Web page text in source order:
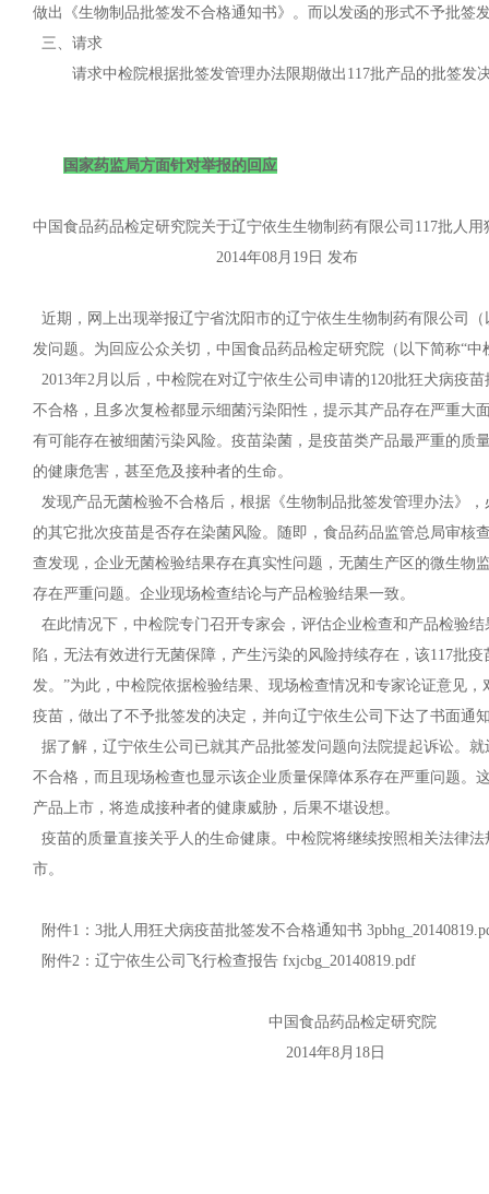
做出《生物制品批签发不合格通知书》。而以发函的形式不予批签
三、请求
请求中检院根据批签发管理办法限期做出117批产品的批签
国家药监局方面针对举报的回应
中国食品药品检定研究院关于辽宁依生生物制药有限公司117批人
2014年08月19日 发布
近期，网上出现举报辽宁省沈阳市的辽宁依生生物制药有限公司
发问题。为回应公众关切，中国食品药品检定研究院（以下简称“
2013年2月以后，中检院在对辽宁依生公司申请的120批狂犬病疫
不合格，且多次复检都显示细菌污染阳性，提示其产品存在严重大
有可能存在被细菌污染风险。疫苗染菌，是疫苗类产品最严重的质
的健康危害，甚至危及接种者的生命。
发现产品无菌检验不合格后，根据《生物制品批签发管理办法》
的其它批次疫苗是否存在染菌风险。随即，食品药品监管总局审核
查发现，企业无菌检验结果存在真实性问题，无菌生产区的微生物
存在严重问题。企业现场检查结论与产品检验结果一致。
在此情况下，中检院专门召开专家会，评估企业检查和产品检验
陷，无法有效进行无菌保障，产生污染的风险持续存在，该117批
发。”为此，中检院依据检验结果、现场检查情况和专家论证意见
疫苗，做出了不予批签发的决定，并向辽宁依生公司下达了书面通
据了解，辽宁依生公司已就其产品批签发问题向法院提起诉讼。
不合格，而且现场检查也显示该企业质量保障体系存在严重问题。
产品上市，将造成接种者的健康威胁，后果不堪设想。
疫苗的质量直接关乎人的生命健康。中检院将继续按照相关法律
市。
附件1：3批人用狂犬病疫苗批签发不合格通知书
附件2：辽宁依生公司飞行检查报告 fxjcbg_20140819.pdf
中国食品药品检定研究院
2014年8月18日